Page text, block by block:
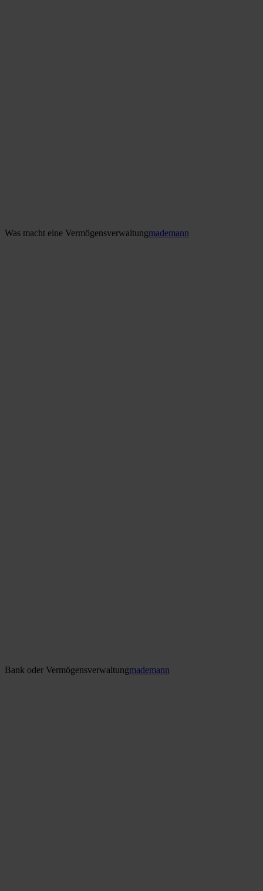
Was macht eine Vermögensverwaltungmademann
Bank oder Vermögensverwaltungmademann